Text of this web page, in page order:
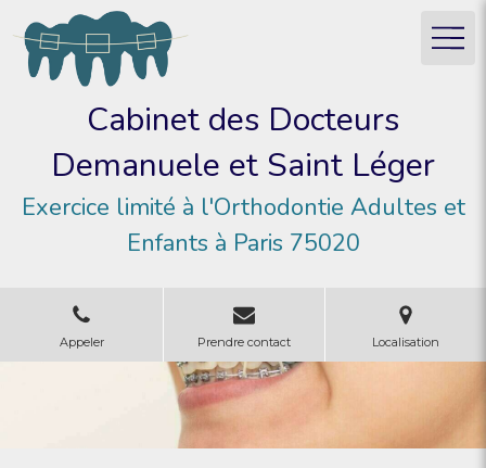
Cabinet des Docteurs
Demanuele et Saint Léger
Exercice limité à l'Orthodontie Adultes et
Enfants à Paris 75020
Appeler Prendre contact Localisation